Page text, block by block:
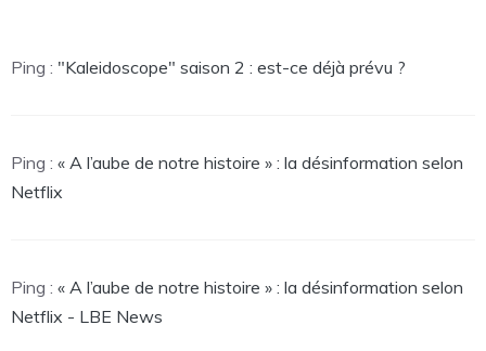
Ping : "Kaleidoscope" saison 2 : est-ce déjà prévu ?
Ping : « A l’aube de notre histoire » : la désinformation selon
Netflix
Ping : « A l’aube de notre histoire » : la désinformation selon
Netflix - LBE News